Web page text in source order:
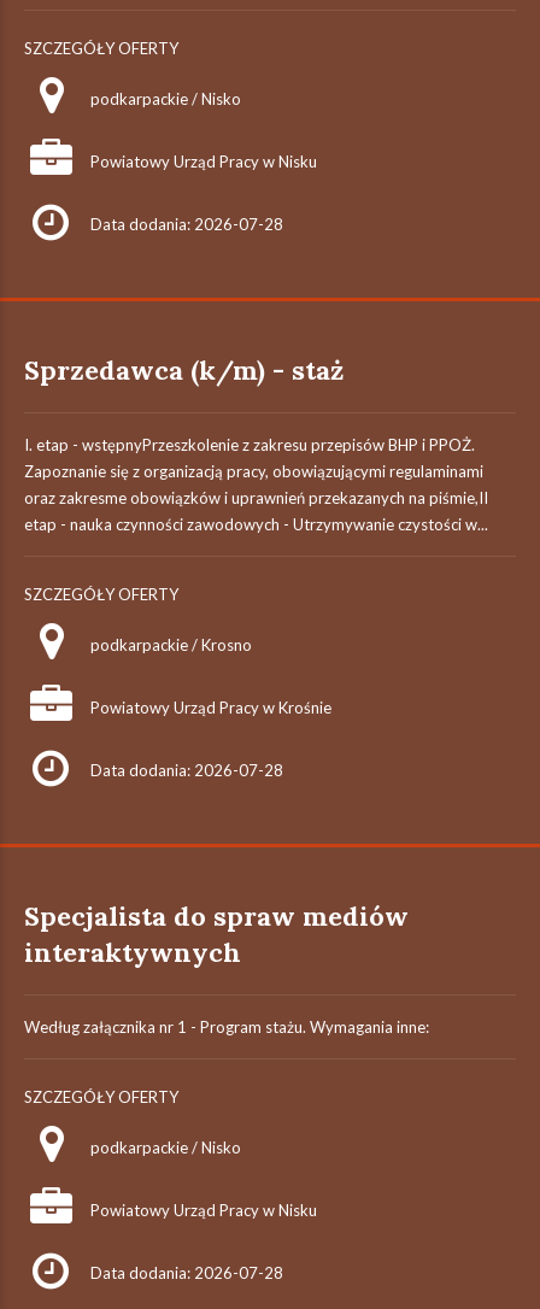
SZCZEGÓŁY OFERTY
podkarpackie / Nisko
Powiatowy Urząd Pracy w Nisku
Data dodania: 2026-07-28
Sprzedawca (k/m) - staż
I. etap - wstępnyPrzeszkolenie z zakresu przepisów BHP i PPOŻ.
Zapoznanie się z organizacją pracy, obowiązującymi regulaminami
oraz zakresme obowiązków i uprawnień przekazanych na piśmie,II
etap - nauka czynności zawodowych - Utrzymywanie czystości w...
SZCZEGÓŁY OFERTY
podkarpackie / Krosno
Powiatowy Urząd Pracy w Krośnie
Data dodania: 2026-07-28
Specjalista do spraw mediów
interaktywnych
Według załącznika nr 1 - Program stażu. Wymagania inne:
SZCZEGÓŁY OFERTY
podkarpackie / Nisko
Powiatowy Urząd Pracy w Nisku
Data dodania: 2026-07-28